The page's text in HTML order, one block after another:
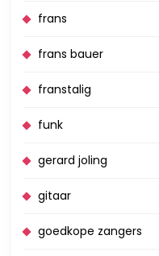
frans
frans bauer
franstalig
funk
gerard joling
gitaar
goedkope zangers